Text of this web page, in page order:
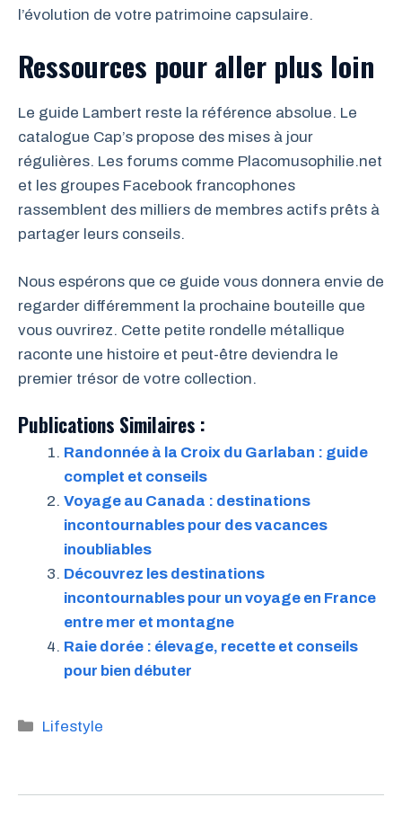
l’évolution de votre patrimoine capsulaire.
Ressources pour aller plus loin
Le guide Lambert reste la référence absolue. Le
catalogue Cap’s propose des mises à jour
régulières. Les forums comme Placomusophilie.net
et les groupes Facebook francophones
rassemblent des milliers de membres actifs prêts à
partager leurs conseils.
Nous espérons que ce guide vous donnera envie de
regarder différemment la prochaine bouteille que
vous ouvrirez. Cette petite rondelle métallique
raconte une histoire et peut-être deviendra le
premier trésor de votre collection.
Publications Similaires :
Randonnée à la Croix du Garlaban : guide
complet et conseils
Voyage au Canada : destinations
incontournables pour des vacances
inoubliables
Découvrez les destinations
incontournables pour un voyage en France
entre mer et montagne
Raie dorée : élevage, recette et conseils
pour bien débuter
Catégories
Lifestyle